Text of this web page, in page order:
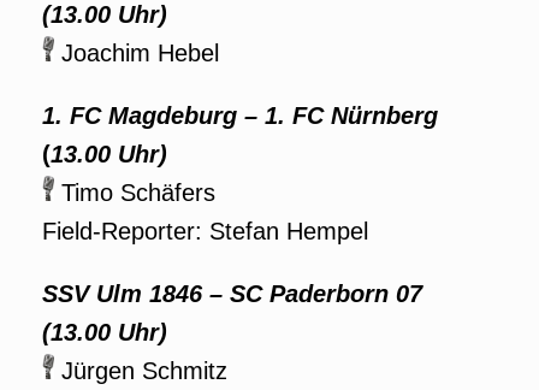
(13.00 Uhr)
Joachim Hebel
1. FC Magdeburg – 1. FC Nürnberg
(13.00 Uhr)
Timo Schäfers
Field-Reporter: Stefan Hempel
SSV Ulm 1846 – SC Paderborn 07
(13.00 Uhr)
Jürgen Schmitz